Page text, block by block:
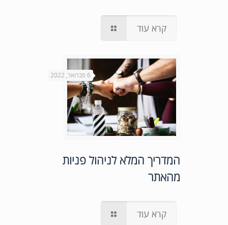
קרא עוד
6 פברואר, 2022
המדריך המלא לניהול פניות
מהאתר
קרא עוד